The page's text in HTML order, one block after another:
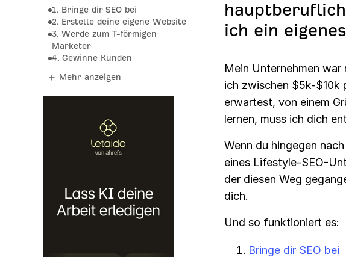
1. Bringe dir SEO bei
2. Erstelle deine eigene Website
3. Werde zum T-förmigen
Marketer
4. Gewinne Kunden
Mehr anzeigen
ich ein
Mein Unternehmen
ich zwischen $5k-$10k
erwartest, von einem
lernen, muss ich dich
Wenn du hingegen
eines Lifestyle-SEO-
der diesen Weg
dich.
Und so funktioniert es:
Bringe dir SEO bei